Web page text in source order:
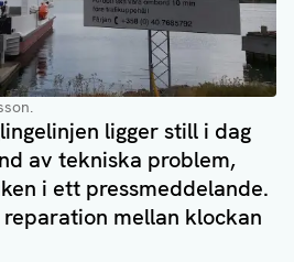
ligger still i dag
av tekniska problem,
i ett pressmeddelande.
mellan klockan